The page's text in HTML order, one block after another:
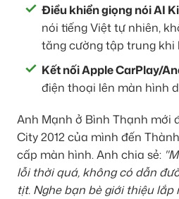
Điều khiển giọng nói AI
nói tiếng Việt tự nhiên,
tăng cường tập trung khi
Kết nối Apple CarPlay/
điện thoại lên màn hình
Anh Mạnh ở Bình Thạnh mới
City 2012 của mình đến
cấp màn hình. Anh chia sẻ:
lỗi thời quá, không có dẫn
tịt. Nghe bạn bè giới thiệu